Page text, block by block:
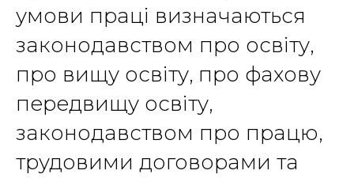
умови праці визначаються
законодавством про освіту,
про вищу освіту, про фахову
передвищу освіту,
законодавством про працю,
трудовими договорами та